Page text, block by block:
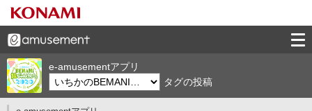
e-amusementアプリ
タグの投稿